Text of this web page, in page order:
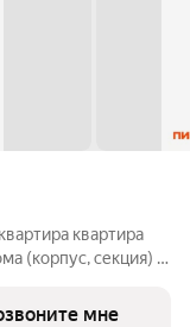
квартира
(корпус, секция) в
3 минуты на
мне